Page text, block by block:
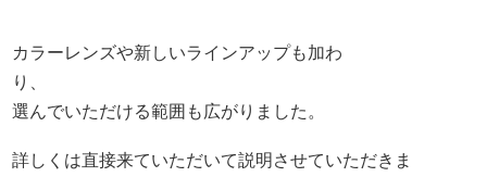
カラーレンズや新しいラインアップも加わ
り、
選んでいただける範囲も広がりました。
詳しくは直接来ていただいて説明させていただきま